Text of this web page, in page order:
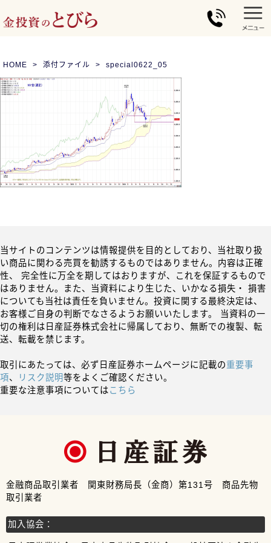
HOME 添付ファイル special0622_05
当サイトのコンテンツは情報提供を目的としており、当社取り扱
い商品に関わる売買を勧誘するものではありません。内容は正確
性、 完全性に万全を期してはおりますが、これを保証するもので
はありません。また、当資料により生じた、いかなる損失・ 損害
についても当社は責任を負いません。投資に関する最終決定は、
お客様ご自身の判断でなさるようお願いいたします。 当資料の一
切の権利は日産証券株式会社に帰属しており、無断での複製、転
送、転載を禁じます。
取引にあたっては、必ず日産証券ホームページに記載の重要事
項、 リスク説明等をよくご確認ください。
重要な注意事項についてはこちら
金融商品取引業者 関東財務局長（金商）第131号 商品先物
取引業者
加入協会：